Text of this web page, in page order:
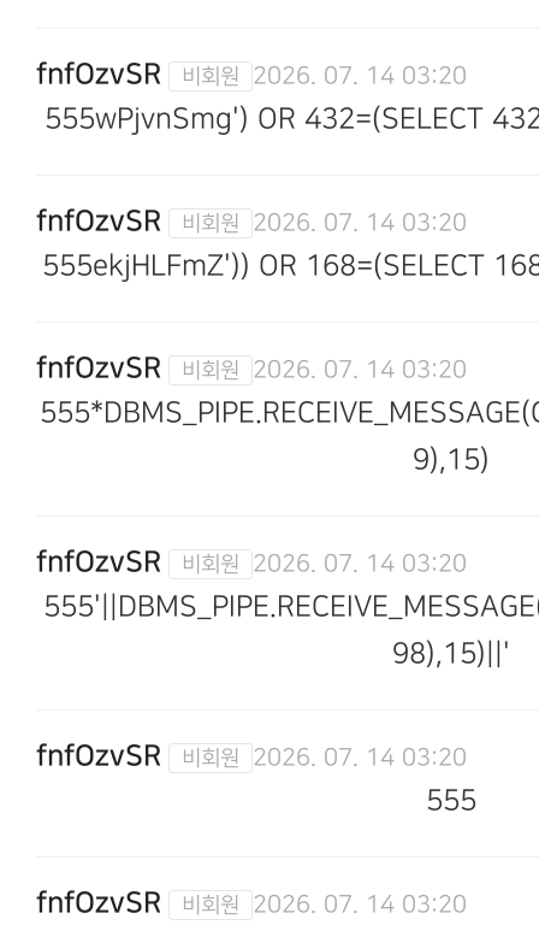
fnfOzvSR 2026. 07. 14 03:20
555wPjvnSmg') OR 432=(SELECT
fnfOzvSR 2026. 07. 14 03:20
555ekjHLFmZ')) OR 168=(SELECT
fnfOzvSR 2026. 07. 14 03:20
9),15)
fnfOzvSR 2026. 07. 14 03:20
98),15)||'
fnfOzvSR 2026. 07. 14 03:20
555
fnfOzvSR 2026. 07. 14 03:20